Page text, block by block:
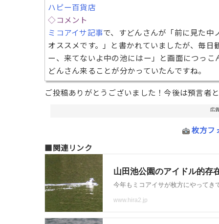
ハピー百貨店
◇コメント
ミコアイサ記事で、すどんさんが「前に見た
オススメです。」と書かれていましたが、毎
ー、来てないよ中の池にはー」と画面につっ
どんさん来ることが分かっていたんですね。
ご投稿ありがとうございました！今後は預言者
広
枚方フ
■関連リンク